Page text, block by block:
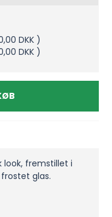
DKK )
DKK )
look, fremstillet i
glas.